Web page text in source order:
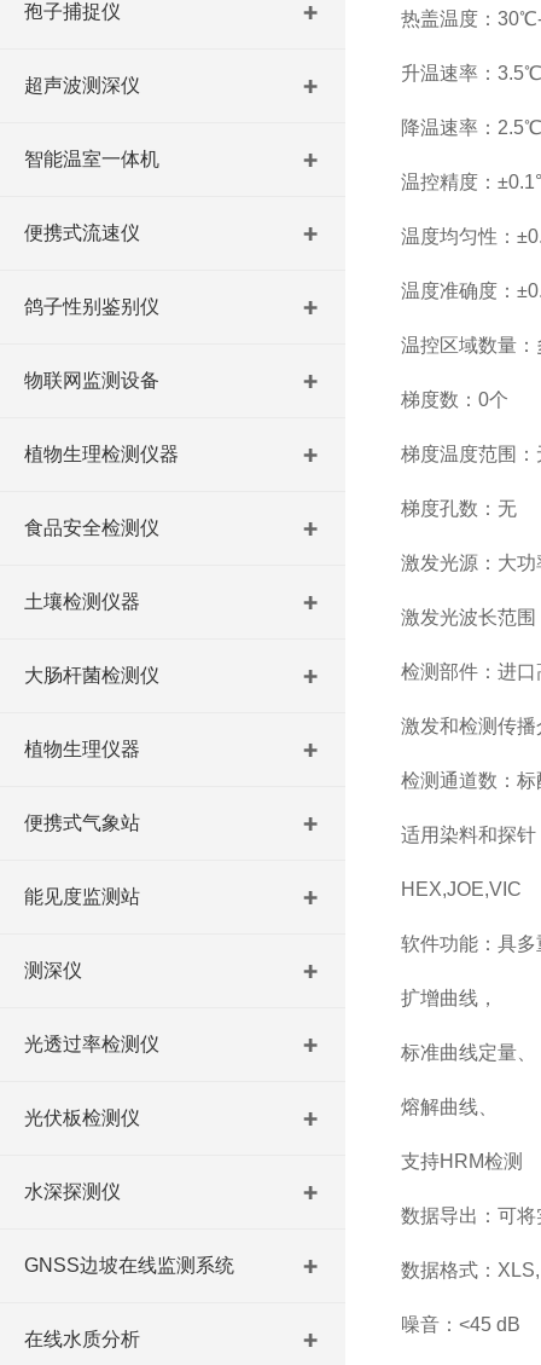
孢子捕捉仪
超声波测深仪
智能温室一体机
便携式流速仪
鸽子性别鉴别仪
物联网监测设备
植物生理检测仪器
食品安全检测仪
土壤检测仪器
大肠杆菌检测仪
植物生理仪器
便携式气象站
能见度监测站
测深仪
光透过率检测仪
光伏板检测仪
水深探测仪
GNSS边坡在线监测系统
在线水质分析
热盖温度：
升温速率：
降温速率：
温控精度：
温度均匀性：
温度准确度：
温控区域数量：
梯度数：0个
梯度温度范围：
梯度孔数：无
激发光源：大
激发光波长范
检测部件：进
激发和检测传
检测通道数：
适用染料和探
HEX,JOE,VIC
软件功能：具
扩增曲线，
标准曲线定量、
熔解曲线、
支持HRM检测
数据导出：可
数据格式：
噪音：<45 dB